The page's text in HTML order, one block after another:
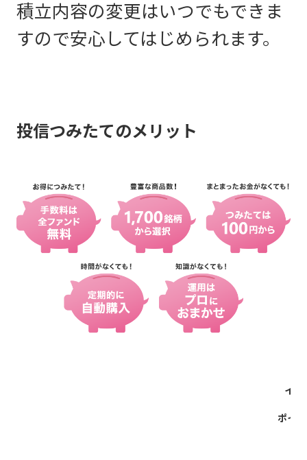
積立内容の変更はいつでもできま
すので安心してはじめられます。
投信つみたてのメリット
イオ
ポイ